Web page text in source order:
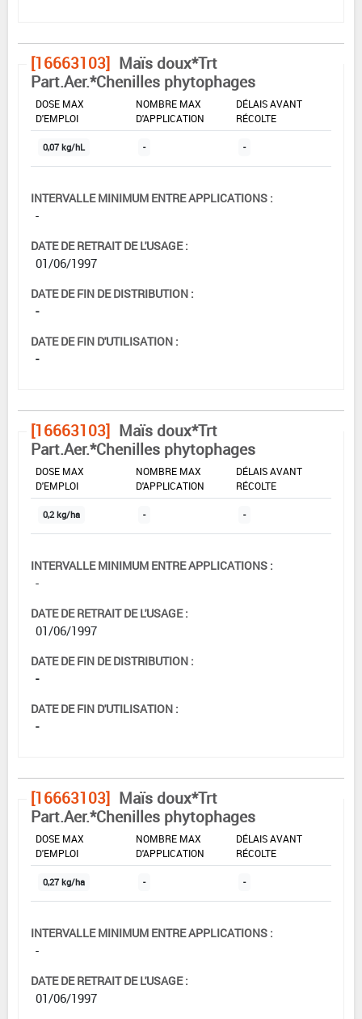
[16663103] Maïs doux*Trt
Part.Aer.*Chenilles phytophages
DOSE MAX
D'EMPLOI
NOMBRE MAX
D'APPLICATION
DÉLAIS AVANT
RÉCOLTE
0,07 kg/hL - -
INTERVALLE MINIMUM ENTRE APPLICATIONS :
-
DATE DE RETRAIT DE L'USAGE :
01/06/1997
DATE DE FIN DE DISTRIBUTION :
-
DATE DE FIN D'UTILISATION :
-
[16663103] Maïs doux*Trt
Part.Aer.*Chenilles phytophages
DOSE MAX
D'EMPLOI
NOMBRE MAX
D'APPLICATION
DÉLAIS AVANT
RÉCOLTE
0,2 kg/ha - -
INTERVALLE MINIMUM ENTRE APPLICATIONS :
-
DATE DE RETRAIT DE L'USAGE :
01/06/1997
DATE DE FIN DE DISTRIBUTION :
-
DATE DE FIN D'UTILISATION :
-
[16663103] Maïs doux*Trt
Part.Aer.*Chenilles phytophages
DOSE MAX
D'EMPLOI
NOMBRE MAX
D'APPLICATION
DÉLAIS AVANT
RÉCOLTE
0,27 kg/ha - -
INTERVALLE MINIMUM ENTRE APPLICATIONS :
-
DATE DE RETRAIT DE L'USAGE :
01/06/1997